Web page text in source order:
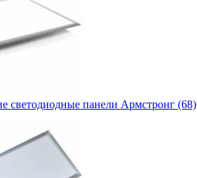
светодиодные панели Армстронг (68)